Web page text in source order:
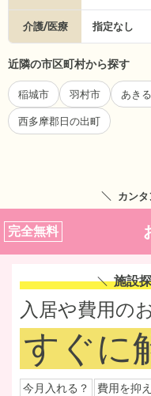
介護/医療 指定なし
近隣の市区町村から探す
稲城市 羽村市 あき
西多摩郡日の出町
カン
完全無料
施設
入居や費用の
すぐに
今月入れる？ 費用を抑